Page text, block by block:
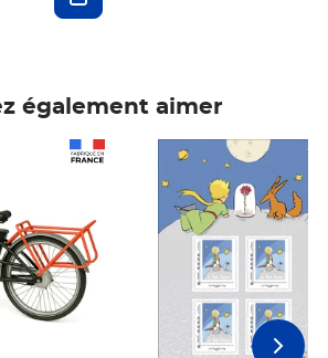
également aimer
Prix 7,50€